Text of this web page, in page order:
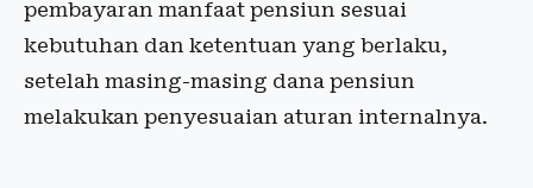
pembayaran manfaat pensiun sesuai
kebutuhan dan ketentuan yang berlaku,
setelah masing-masing dana pensiun
melakukan penyesuaian aturan internalnya.